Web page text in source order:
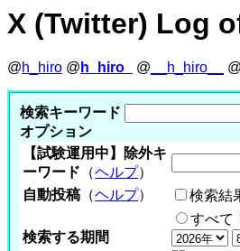
X (Twitter) Log
@h_hiro @ h_hiro_ @ __h_hiro__ @
検索キーワード
オプション
【試験運用中】除外キ
ーワード （ヘルプ）
自動投稿 （ヘルプ） 検索結
検索する期間
すべて